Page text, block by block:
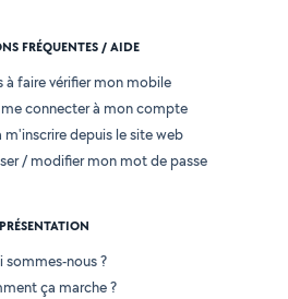
FRÉQUENTES / AIDE
à faire vérifier mon mobile
me connecter à mon compte
m'inscrire depuis le site web
/ modifier mon mot de passe
PRÉSENTATION
sommes-nous ?
ça marche ?